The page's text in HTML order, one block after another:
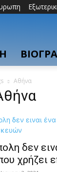
Αθήνα
δεν
χρήζει